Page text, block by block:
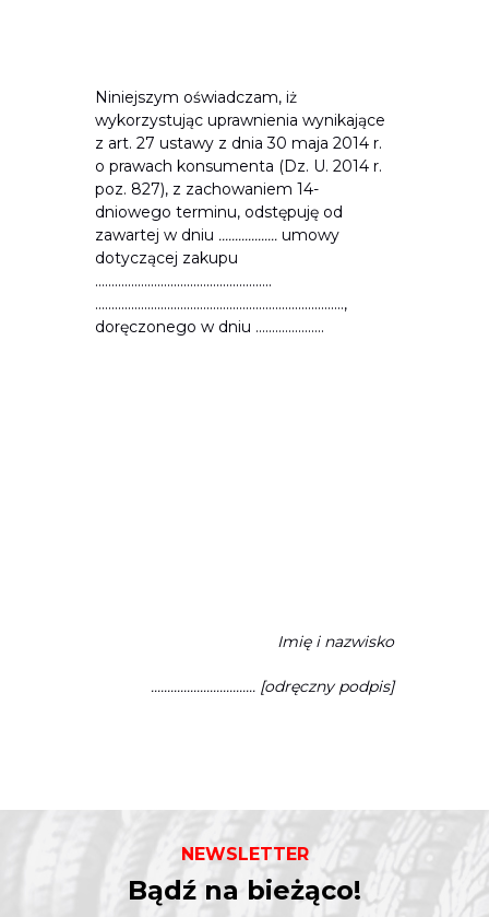
Niniejszym oświadczam, iż
wykorzystując uprawnienia wynikające
z art. 27 ustawy z dnia 30 maja 2014 r.
o prawach konsumenta (Dz. U. 2014 r.
poz. 827), z zachowaniem 14-
dniowego terminu, odstępuję od
zawartej w dniu ..................umowy
dotyczącej zakupu
......................................................
............................................................................,
doręczonego w dniu .....................
Imię i nazwisko
................................ [odręczny podpis]
NEWSLETTER
Bądź na bieżąco!